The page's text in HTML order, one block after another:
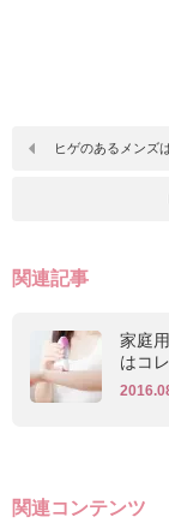
ヒゲのあるメンズ
関連記事
家庭
はコレ
関連コンテンツ